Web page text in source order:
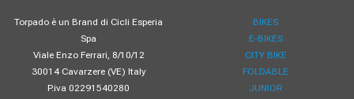
Torpado è un Brand di Cicli Esperia
Spa
Viale Enzo Ferrari, 8/10/12
30014 Cavarzere (VE) Italy
P.iva 02291540280
BIKES
E-BIKES
CITY BIKE
FOLDABLE
JUNIOR